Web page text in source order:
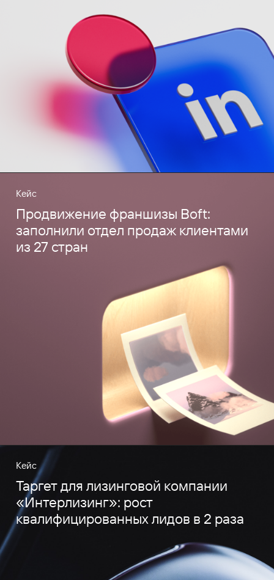
Кейс
Продвижение франшизы Boft:
заполнили отдел продаж клиентами
из 27 стран
Кейс
Таргет для лизинговой компании
«Интерлизинг»: рост
квалифицированных лидов в 2 раза